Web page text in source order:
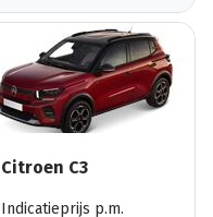
Citroen C3
Indicatieprijs p.m.